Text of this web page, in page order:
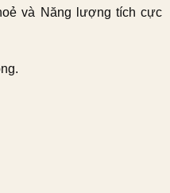
và Năng lượng tích cực